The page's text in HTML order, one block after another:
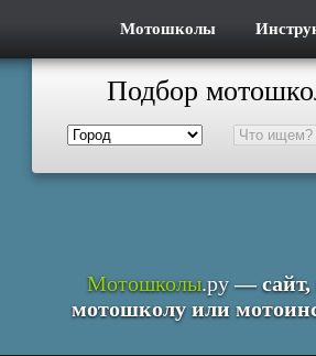
Мотошколы
Подбор
Мотошколы.ру — сайт,
мотошколу или